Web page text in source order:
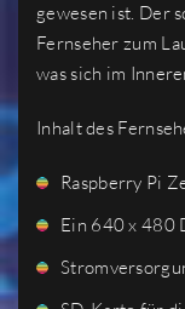
gewesen ist. Der
Fernseher zum
was sich im
Inhalt des
Raspberry Pi
Ein 640 x 480